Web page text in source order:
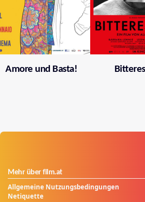
Amore und Basta!
Mehr über film.at
Allgemeine Nutzungsbedingungen
Netiquette